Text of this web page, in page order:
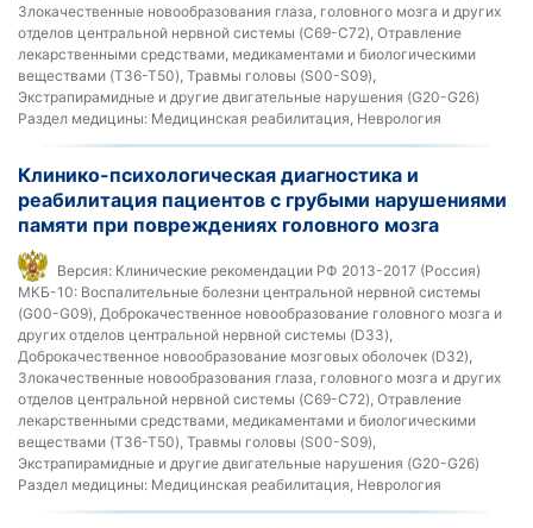
Злокачественные новообразования глаза, головного мозга и других
отделов центральной нервной системы (C69-C72), Отравление
лекарственными средствами, медикаментами и биологическими
веществами (T36-T50), Травмы головы (S00-S09),
Экстрапирамидные и другие двигательные нарушения (G20-G26)
Раздел медицины: Медицинская реабилитация, Неврология
Клинико-психологическая диагностика и
реабилитация пациентов с грубыми нарушениями
памяти при повреждениях головного мозга
Версия: Клинические рекомендации РФ 2013-2017 (Россия)
МКБ-10: Воспалительные болезни центральной нервной системы
(G00-G09), Доброкачественное новообразование головного мозга и
других отделов центральной нервной системы (D33),
Доброкачественное новообразование мозговых оболочек (D32),
Злокачественные новообразования глаза, головного мозга и других
отделов центральной нервной системы (C69-C72), Отравление
лекарственными средствами, медикаментами и биологическими
веществами (T36-T50), Травмы головы (S00-S09),
Экстрапирамидные и другие двигательные нарушения (G20-G26)
Раздел медицины: Медицинская реабилитация, Неврология